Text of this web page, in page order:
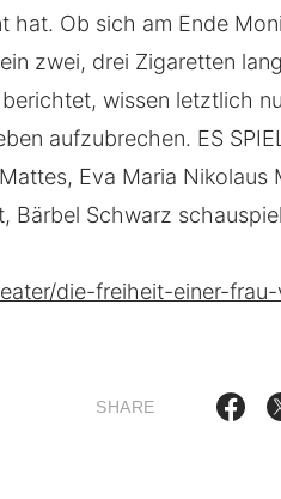
hat. Ob sich am Ende
zwei, drei Zigaretten
wissen letztlich
aufzubrechen. ES
Eva Maria Nikolaus
Bärbel Schwarz
die-freiheit-einer-
SHARE